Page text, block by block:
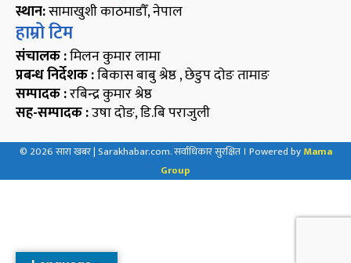
स्थान:सामाखुशी काठमाडौँ, नेपाल
हाम्रो टिम
संचालक :मिलन कुमार लामा
प्रबन्ध निर्देशक :बिकास बाबु श्रेष्ठ , छेडुप दाेङ तामाङ
सम्पादक :रबिन्द्र कुमार श्रेष्ठ
सह-सम्पादक :उषा दाेङ, डि.बि पराजुली
© 2026सारा खबर | Sarakhabar.com. सर्वाधिकार सुरक्षित । Powered byMama
Group